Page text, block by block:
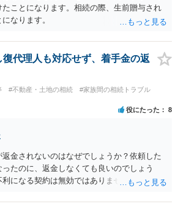
を予約しつつ、資金不足時は解除できる条項
と思われます。
ことになります。相続の際、生前贈与され
なります。
代理人も対応せず、着手金の返
#不動産・土地の相続
#家族間の相続トラブル
役にたった 8
金されないのはなぜでしょうか？依頼した
たのに、返金しなくても良いのでしょう
利になる契約は無効ではありませんか？
れた弁護士が所属する弁護士会に相談さ